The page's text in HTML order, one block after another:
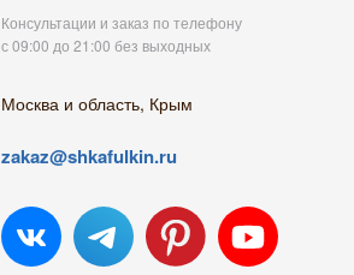
Консультации и заказ по телефону
с 09:00 до 21:00 без выходных
Москва и область, Крым
zakaz@shkafulkin.ru